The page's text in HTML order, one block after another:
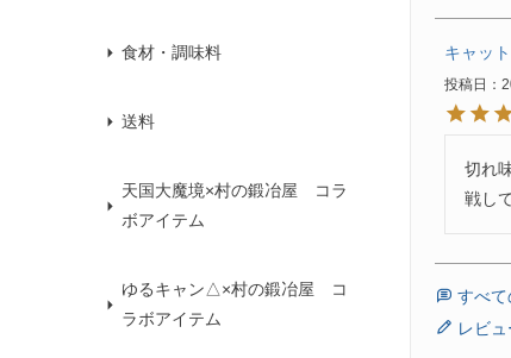
食材・調味料
送料
天国大魔境×村の鍛冶屋 コラ
ボアイテム
ゆるキャン△×村の鍛冶屋 コ
ラボアイテム
キャット
投稿日
切れ
戦し
すべて
レビュ